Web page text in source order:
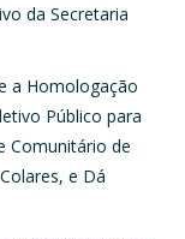
da Secretaria
a Homologação
Público para
Comunitário de
e Dá